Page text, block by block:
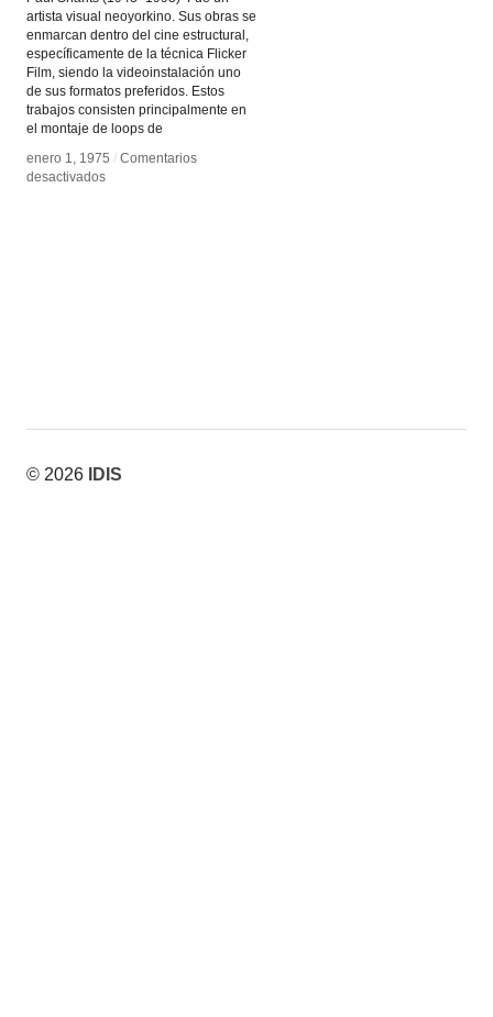
artista visual neoyorkino. Sus obras se
enmarcan dentro del cine estructural,
específicamente de la técnica Flicker
Film, siendo la videoinstalación uno
de sus formatos preferidos. Estos
trabajos consisten principalmente en
el montaje de loops de
enero 1, 1975 / Comentarios
desactivadosen
enero 1, 1975 / Comentarios
desactivadosen
© 2026 IDIS